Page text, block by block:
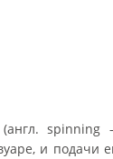
spinning
и подачи